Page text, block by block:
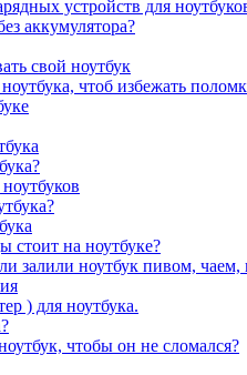
устройств для
аккумулятора?
свой ноутбук
чтоб избежать
стоит на ноутбуке?
залили ноутбук пивом,
) для ноутбука.
чтобы он не сломался?